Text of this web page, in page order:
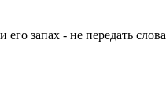
запах - не передать